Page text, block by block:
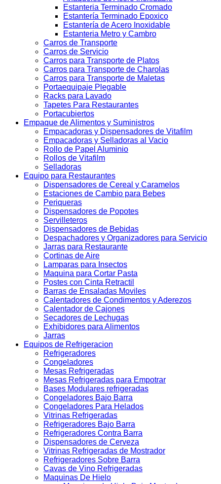
Estanteria Terminado Cromado
Estantería Terminado Epoxico
Estantería de Acero Inoxidable
Estanteria Metro y Cambro
Carros de Transporte
Carros de Servicio
Carros para Transporte de Platos
Carros para Transporte de Charolas
Carros para Transporte de Maletas
Portaequipaje Plegable
Racks para Lavado
Tapetes Para Restaurantes
Portacubiertos
Empaque de Alimentos y Suministros
Empacadoras y Dispensadores de Vitafilm
Empacadoras y Selladoras al Vacio
Rollo de Papel Aluminio
Rollos de Vitafilm
Selladoras
Equipo para Restaurantes
Dispensadores de Cereal y Caramelos
Estaciones de Cambio para Bebes
Periqueras
Dispensadores de Popotes
Servilleteros
Dispensadores de Bebidas
Despachadores y Organizadores para Servicio
Jarras para Restaurante
Cortinas de Aire
Lamparas para Insectos
Maquina para Cortar Pasta
Postes con Cinta Retractil
Barras de Ensaladas Moviles
Calentadores de Condimentos y Aderezos
Calentador de Cajones
Secadores de Lechugas
Exhibidores para Alimentos
Jarras
Equipos de Refrigeracion
Refrigeradores
Congeladores
Mesas Refrigeradas
Mesas Refrigeradas para Empotrar
Bases Modulares refrigeradas
Congeladores Bajo Barra
Congeladores Para Helados
Vitrinas Refrigeradas
Refrigeradores Bajo Barra
Refrigeradores Contra Barra
Dispensadores de Cerveza
Vitrinas Refrigeradas de Mostrador
Refrigeradores Sobre Barra
Cavas de Vino Refrigeradas
Maquinas De Hielo